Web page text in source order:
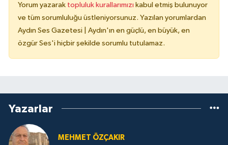
Yorum yazarak topluluk kurallarımızı kabul etmiş bulunuyor
ve tüm sorumluluğu üstleniyorsunuz. Yazılan yorumlardan
Aydın Ses Gazetesi | Aydın'ın en güçlü, en büyük, en
özgür Ses'i hiçbir şekilde sorumlu tutulamaz.
Yazarlar
MEHMET ÖZÇAKIR